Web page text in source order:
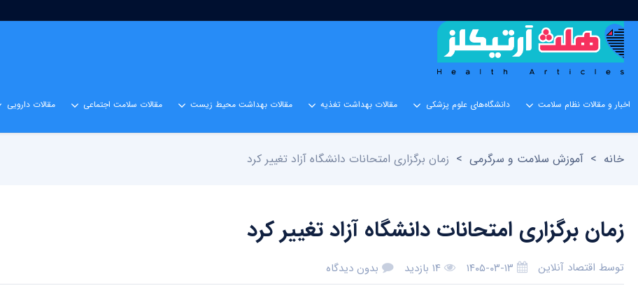
اخبار و مقالات نظام سلامت دانشگاه‌های علوم پزشکی مقالات بهداشت تغذیه مقالات بهداشت محیط زیست مقالات سلامت اجتماعی مقالات دارویی
خانه > آموزش سلامت و سرگرمی > زمان برگزاری امتحانات دانشگاه آزاد تغییر کرد
زمان برگزاری امتحانات دانشگاه آزاد تغییر کرد
توسط اقتصاد آنلاین ۱۴۰۵-۰۳-۱۳ ۱۴ بازدید بدون دیدگاه